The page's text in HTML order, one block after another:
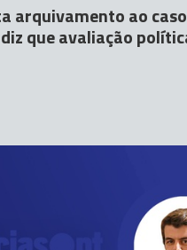
arquivamento ao caso
que avaliação